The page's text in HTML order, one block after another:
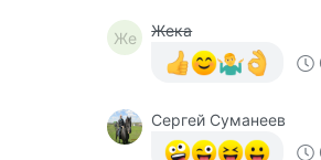
Же
Жека
Сергей Суманеев